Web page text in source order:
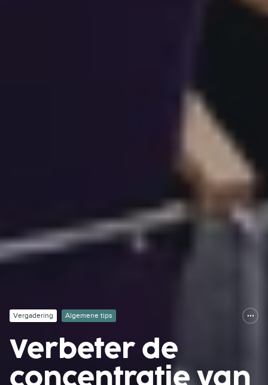
Vergadering Algemene tips
Verbeter de
concentratie van